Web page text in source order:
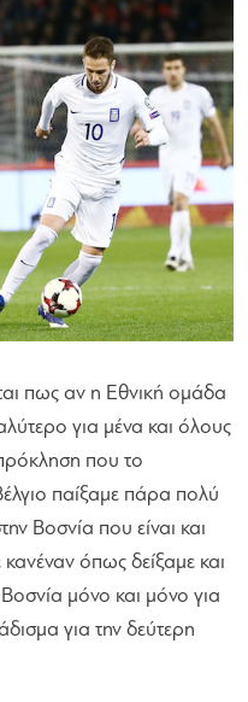
πως αν η Εθνική ομάδα
για μένα και όλους
που το
παίξαμε πάρα πολύ
Βοσνία που είναι και
όπως δείξαμε και
μόνο και μόνο για
για την δεύτερη